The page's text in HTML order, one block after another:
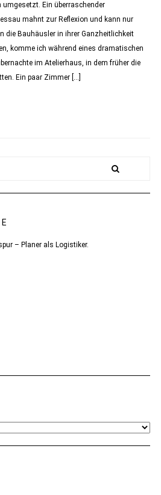
Ein überraschender
mahnt zur Reflexion und kann nur
die Bauhäusler in ihrer Ganzheitlichkeit
komme ich während eines dramatischen
im Atelierhaus, in dem früher die
Ein paar Zimmer […]
– Planer als Logistiker.